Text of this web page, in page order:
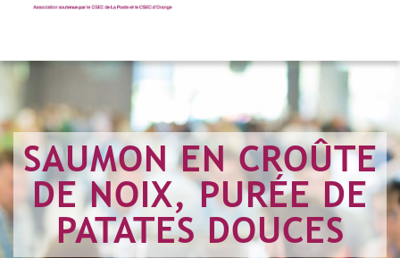
SAUMON EN CROÛTE
DE NOIX, PURÉE DE
PATATES DOUCES